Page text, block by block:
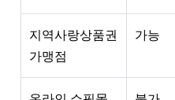
지역사랑상품권
가맹점
가능